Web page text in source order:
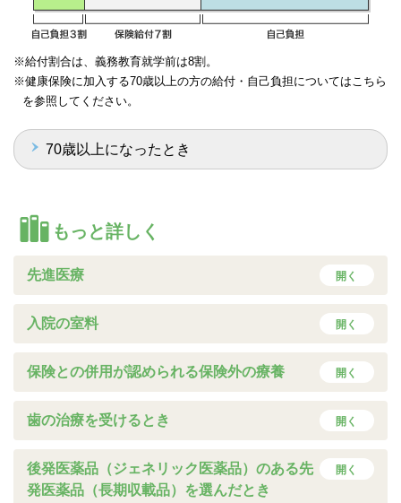
※給付割合は、義務教育就学前は8割。
※健康保険に加入する70歳以上の方の給付・自己負担についてはこちら
を参照してください。
70歳以上になったとき
もっと詳しく
先進医療 開く
入院の室料 開く
保険との併用が認められる保険外の療養 開く
歯の治療を受けるとき 開く
後発医薬品（ジェネリック医薬品）のある先
発医薬品（長期収載品）を選んだとき
開く